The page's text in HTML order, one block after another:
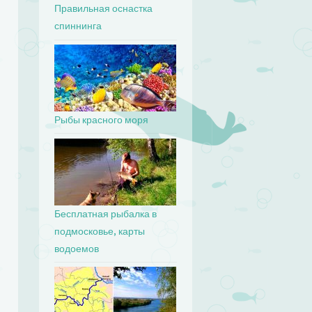
Правильная оснастка
спиннинга
Рыбы красного моря
Бесплатная рыбалка в
подмосковье, карты
водоемов